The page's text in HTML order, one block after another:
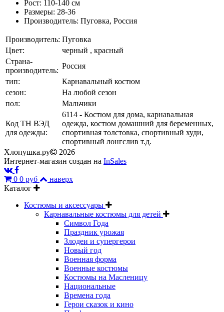
Рост: 110-140 см
Размеры: 28-36
Производитель: Пуговка, Россия
Производитель: Пуговка
Цвет:
черный , красный
Страна-
производитель:
Россия
тип:
Карнавальный костюм
сезон:
На любой сезон
пол:
Мальчики
Код ТН ВЭД
для одежды:
6114 - Костюм для дома, карнавальная
одежда, костюм домашний для беременных,
спортивная толстовка, спортивный худи,
спортивный лонгслив т.д.
Хлопушка.ру
2026
Интернет-магазин создан на InSales
0 0 руб
наверх
Каталог
Костюмы и аксессуары
Карнавальные костюмы для детей
Символ Года
Праздник урожая
Злодеи и супергерои
Новый год
Военная форма
Военные костюмы
Костюмы на Масленицу
Национальные
Времена года
Герои сказок и кино